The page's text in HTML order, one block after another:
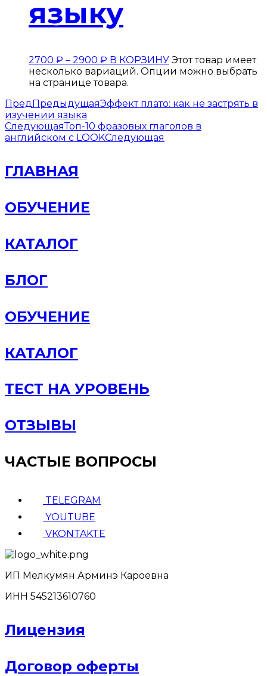
языку
2700 ₽ – 2900 ₽ В КОРЗИНУ Этот товар имеет
несколько вариаций. Опции можно выбрать
на странице товара.
ПредПредыдущаяЭффект плато: как не застрять в
изучении языка
СледующаяТоп-10 фразовых глаголов в
английском c LOOKСледующая
ГЛАВНАЯ
ОБУЧЕНИЕ
КАТАЛОГ
БЛОГ
ОБУЧЕНИЕ
КАТАЛОГ
ТЕСТ НА УРОВЕНЬ
ОТЗЫВЫ
ЧАСТЫЕ ВОПРОСЫ
TELEGRAM
YOUTUBE
VKONTAKTE
ИП Мелкумян Арминэ Кароевна
ИНН 545213610760
Лицензия
Договор оферты